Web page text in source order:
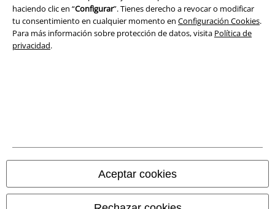
haciendo clic en “Configurar”. Tienes derecho a revocar o modificar
tu consentimiento en cualquier momento en Configuración Cookies.
Para más información sobre protección de datos, visita Política de
privacidad.
Aceptar cookies
Aviso Legal
Ley protección de datos
Configuración Cookies
Cancelar pedido